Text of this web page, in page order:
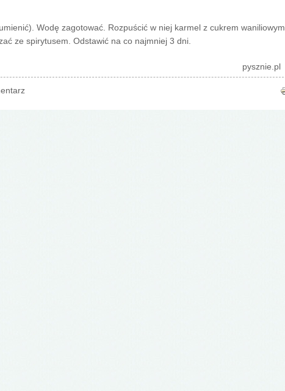
Wodę zagotować. Rozpuścić w niej karmel z cukrem waniliowym,
ze spirytusem. Odstawić na co najmniej 3 dni.
pysznie.pl